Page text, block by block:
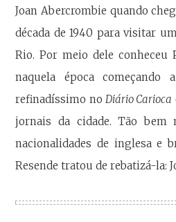
Joan Abercrombie quando
década de 1940 para visitar
Rio. Por meio dele conheceu
naquela época começando
refinadíssimo no Diário Carioca
jornais da cidade. Tão bem
nacionalidades de inglesa e
Resende tratou de rebatizá-la: